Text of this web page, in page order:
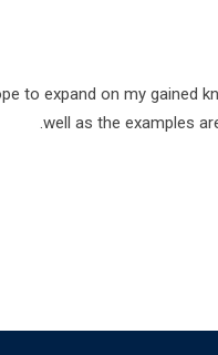
to expand on my gained
well as the examples